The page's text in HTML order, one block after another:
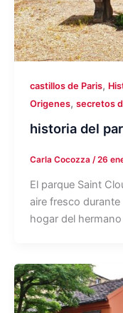
castillos de Paris,
Origenes, secretos
historia del
Carla Cocozza /26
El parque Saint
aire fresco
hogar del